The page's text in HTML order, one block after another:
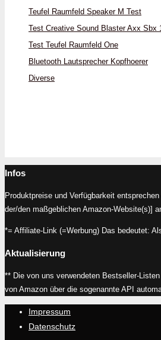
Teufel Raumfeld Speaker M Test
Test Creative Sound Blaster Axx Sbx
Test Teufel Raumfeld One
Bluetooth Lautsprecher Kopfhoerer
Diverse
Infos
Produktpreise und Verfügbarkeit
der/den maßgeblichen Amazon-Website(s)]
*= Affiliate-Link (=Werbung) Das bedeutet:
Aktualisierung
** Die von uns verwendeten Bestseller-
von Amazon über die sogenannte API
Impressum
Datenschutz